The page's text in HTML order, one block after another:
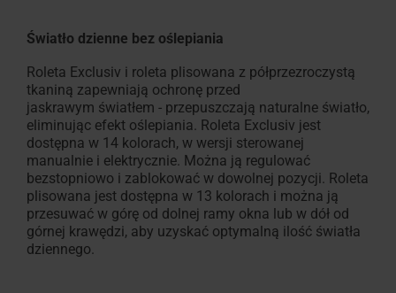
moskitiery
Znajdź
okna
dachowe
Światło dzienne bez oślepiania
Roleta Exclusiv i roleta plisowana z półprzezroczystą
tkaniną zapewniają ochronę przed
jaskrawym światłem - przepuszczają naturalne światło,
eliminując efekt oślepiania. Roleta Exclusiv jest
dostępna w 14 kolorach, w wersji sterowanej
manualnie i elektrycznie. Można ją regulować
bezstopniowo i zablokować w dowolnej pozycji. Roleta
plisowana jest dostępna w 13 kolorach i można ją
przesuwać w górę od dolnej ramy okna lub w dół od
górnej krawędzi, aby uzyskać optymalną ilość światła
dziennego.